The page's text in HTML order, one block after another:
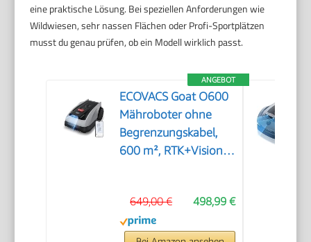
eine praktische Lösung. Bei speziellen Anforderungen wie
Wildwiesen, sehr nassen Flächen oder Profi-Sportplätzen
musst du genau prüfen, ob ein Modell wirklich passt.
ANGEBOT
ECOVACS Goat O600
Mähroboter ohne
Begrenzungskabel,
600 m², RTK+Vision-
Hindernisvermeidung,
App Steuerung,
498,99 €
649,00 €